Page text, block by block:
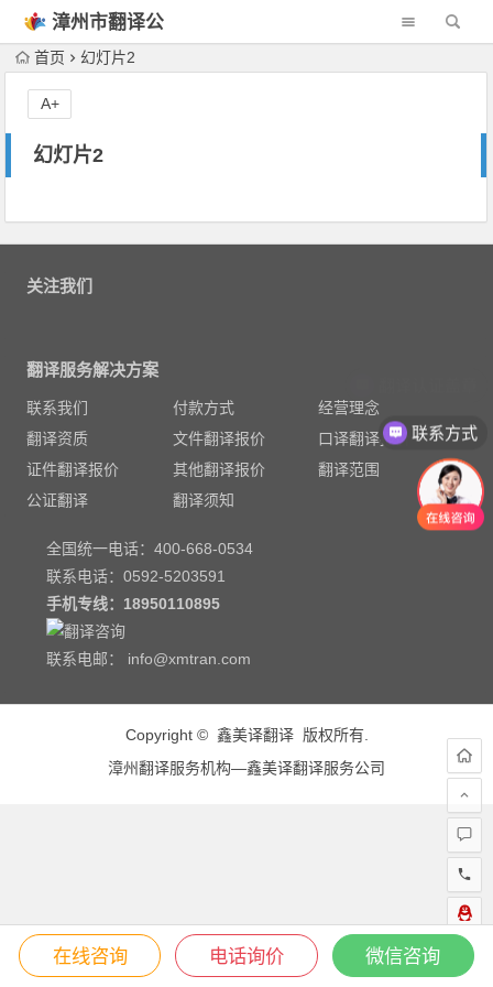
漳州市翻译公
司首页 幻灯片2
幻灯片2
A+
关注我们
翻译服务解决方案
联系我们 付款方式
经营理念
翻译资质
文件翻译报价
口译翻译报价
证件翻译报价
其他翻译报价
翻译范围
公证翻译
翻译须知
全国统一电话：400-668-0534
联系电话：0592-5203591
手机专线： 18950110895
联系电邮： info@xmtran.com
Copyright © 鑫美译翻译 版权所有.
漳州翻译服务机构—鑫美译翻译服务公司
联系方式
在线咨询 电话询价 微信咨询